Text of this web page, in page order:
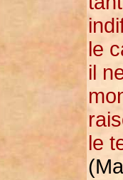
le
il
le